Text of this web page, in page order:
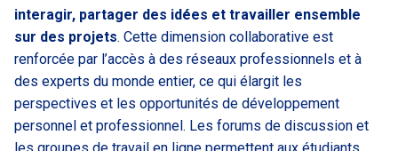
interagir, partager des idées et travailler ensemble
sur des projets. Cette dimension collaborative est
renforcée par l’accès à des réseaux professionnels et à
des experts du monde entier, ce qui élargit les
perspectives et les opportunités de développement
personnel et professionnel. Les forums de discussion et
les groupes de travail en ligne permettent aux étudiants